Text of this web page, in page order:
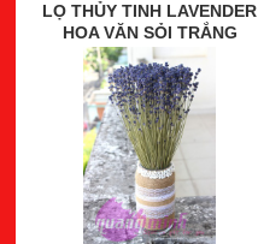
LỌ THỦY TINH LAVENDER
HOA VĂN SỎI TRẮNG